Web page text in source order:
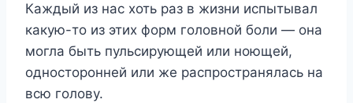
Каждый из нас хоть раз в жизни испытывал
какую-то из этих форм головной боли — она
могла быть пульсирующей или ноющей,
односторонней или же распространялась на
всю голову.